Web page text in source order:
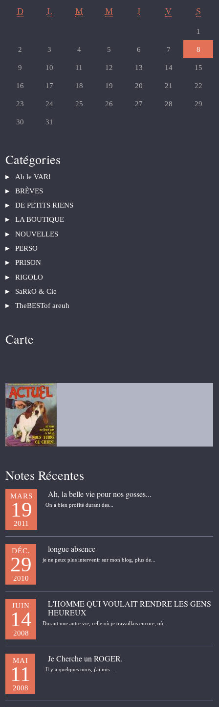
D L M M J V S
1
2 3 4 5 6 7 8
9 10 11 12 13 14 15
16 17 18 19 20 21 22
23 24 25 26 27 28 29
30 31
Catégories
Ah le VAR!
BRÈVES
DE PETITS RIENS
LA BOUTIQUE
NOUVELLES
PERSO
PRISON
RIGOLO
SaRkO & Cie
TheBESTof areuh
Carte
Notes Récentes
MARS
19
2011
Ah, la belle vie pour nos gosses...
On a bien profité durant des...
DÉC.
29
2010
longue absence
je ne peux plus intervenir sur mon blog, plus de...
JUIN
14
2008
L'HOMME QUI VOULAIT RENDRE LES GENS
HEUREUX
Durant une autre vie, celle où je travaillais encore, où...
MAI
11
2008
Je Cherche un ROGER.
Il y a quelques mois, j'ai mis ...